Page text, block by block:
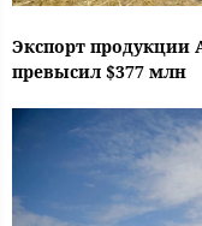
Экспорт продукции
превысил $377 млн